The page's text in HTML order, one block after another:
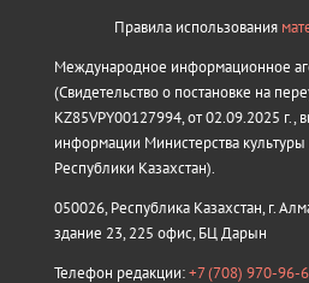
Правила использования
Международное информационное
(Свидетельство о постановке на
KZ85VPY00127994, от 02.09.2025 г.,
информации Министерства
Республики Казахстан).
050026, Республика Казахстан, г.
здание 23, 225 офис, БЦ Дарын
Телефон редакции:+7 (708) 970-96-